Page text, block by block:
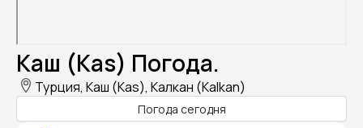
Каш (Kas) Погода.
Турция, Каш (Kas), Калкан (Kalkan)
Погода сегодня